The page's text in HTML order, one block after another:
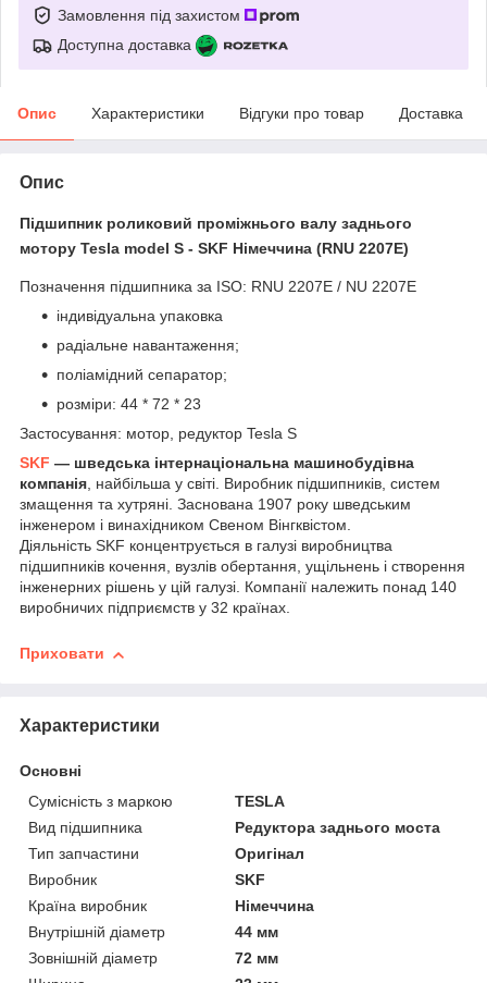
Замовлення під захистом
Доступна доставка
Опис Характеристики Відгуки про товар Доставка
Опис
Підшипник роликовий проміжнього валу заднього
мотору Tesla model S - SKF Німеччина (RNU 2207E)
Позначення підшипника за ISO: RNU 2207E / NU 2207E
індивідуальна упаковка
радіальне навантаження;
поліамідний сепаратор;
розміри: 44 * 72 * 23
Застосування: мотор, редуктор Tesla S
SKF — шведська інтернаціональна машинобудівна
компанія, найбільша у світі. Виробник підшипників, систем
змащення та хутряні. Заснована 1907 року шведським
інженером і винахідником Свеном Вінгквістом.
Діяльність SKF концентрується в галузі виробництва
підшипників кочення, вузлів обертання, ущільнень і створення
інженерних рішень у цій галузі. Компанії належить понад 140
виробничих підприємств у 32 країнах.
Приховати
Характеристики
Основні
Сумісність з маркою
TESLA
Вид підшипника
Редуктора заднього моста
Тип запчастини
Оригінал
Виробник
SKF
Країна виробник
Німеччина
Внутрішній діаметр
44 мм
Зовнішній діаметр
72 мм